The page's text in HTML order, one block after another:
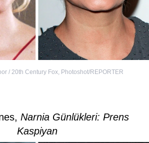
/ 20th Century Fox, Photoshot/REPORTER
Narnia Günlükleri: Prens
Kaspiyan